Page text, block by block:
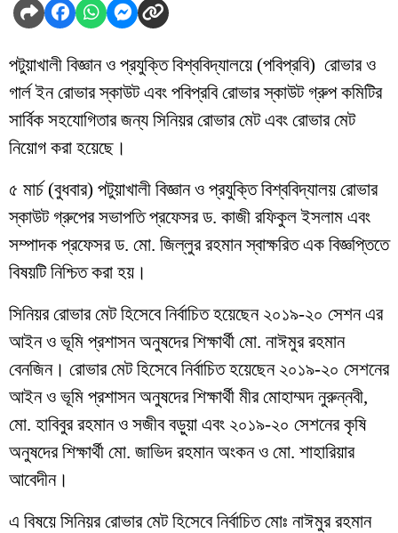
পটুয়াখালী বিজ্ঞান ও প্রযুক্তি বিশ্ববিদ্যালয়ে (পবিপ্রবি) রোভার ও
গার্ল ইন রোভার স্কাউট এবং পবিপ্রবি রোভার স্কাউট গ্রুপ কমিটির
সার্বিক সহযোগিতার জন্য সিনিয়র রোভার মেট এবং রোভার মেট
নিয়োগ করা হয়েছে।
৫ মার্চ (বুধবার) পটুয়াখালী বিজ্ঞান ও প্রযুক্তি বিশ্ববিদ্যালয় রোভার
স্কাউট গ্রুপের সভাপতি প্রফেসর ড. কাজী রফিকুল ইসলাম এবং
সম্পাদক প্রফেসর ড. মো. জিল্লুর রহমান স্বাক্ষরিত এক বিজ্ঞপ্তিতে
বিষয়টি নিশ্চিত করা হয়।
সিনিয়র রোভার মেট হিসেবে নির্বাচিত হয়েছেন ২০১৯-২০ সেশন এর
আইন ও ভূমি প্রশাসন অনুষদের শিক্ষার্থী মো. নাঈমুর রহমান
বেনজিন। রোভার মেট হিসেবে নির্বাচিত হয়েছেন ২০১৯-২০ সেশনের
আইন ও ভূমি প্রশাসন অনুষদের শিক্ষার্থী মীর মোহাম্মদ নুরুন্নবী,
মো. হাবিবুর রহমান ও সজীব বড়ুয়া এবং ২০১৯-২০ সেশনের কৃষি
অনুষদের শিক্ষার্থী মো. জাভিদ রহমান অংকন ও মো. শাহারিয়ার
আবেদীন।
এ বিষয়ে সিনিয়র রোভার মেট হিসেবে নির্বাচিত মোঃ নাঈমুর রহমান